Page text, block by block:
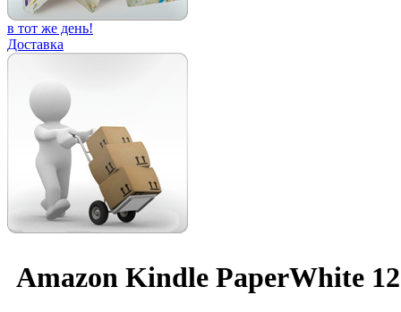
в тот же день!
Доставка
Amazon Kindle PaperWhite